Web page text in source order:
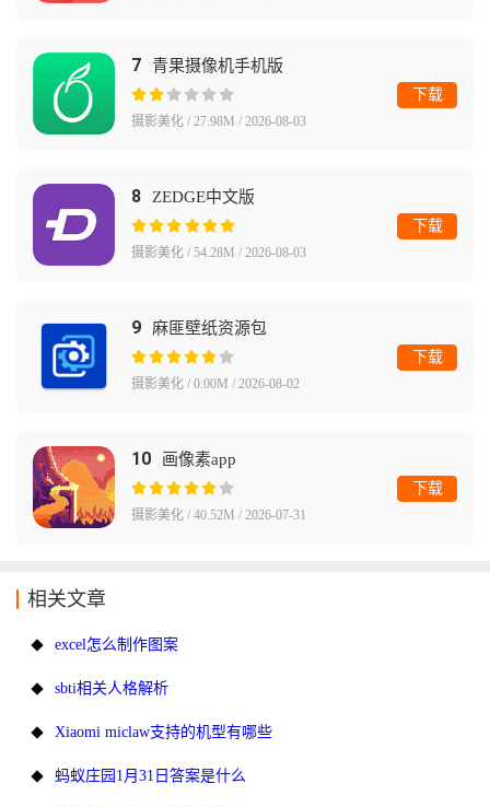
7 青果摄像机手机版
摄影美化 / 27.98M / 2026-08-03
下载
8 ZEDGE中文版
摄影美化 / 54.28M / 2026-08-03
下载
9 麻匪壁纸资源包
摄影美化 / 0.00M / 2026-08-02
下载
10 画像素app
摄影美化 / 40.52M / 2026-07-31
下载
相关文章
excel怎么制作图案
sbti相关人格解析
Xiaomi miclaw支持的机型有哪些
蚂蚁庄园1月31日答案是什么